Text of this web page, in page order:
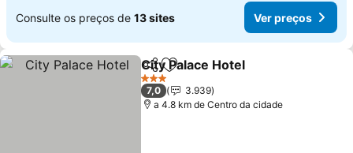
Consulte os preços de 13 sites Ver preços
PartilharAdicionar aos favoritos
City Palace Hotel
3 Estrelas
7,0
3.939
a 4.8 km de Centro da cidade